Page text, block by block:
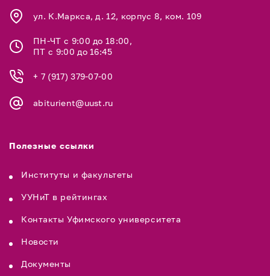
ул. К.Маркса, д. 12, корпус 8, ком. 109
ПН-ЧТ с 9:00 до 18:00,
ПТ с 9:00 до 16:45
+ 7 (917) 379-07-00
abiturient@uust.ru
Полезные ссылки
Институты и факультеты
УУНиТ в рейтингах
Контакты Уфимского университета
Новости
Документы